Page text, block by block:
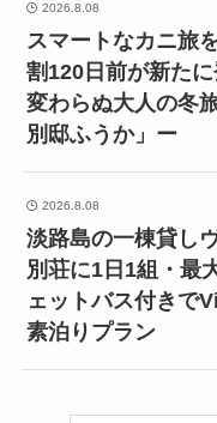
2026.8.08
スマートなカニ旅
割120日前が新た
変わらぬ大人の冬
別邸ふうか」ー
2026.8.08
淡路島の一棟貸し
別荘に1日1組・最
ェットバス付きで
素泊りプラン